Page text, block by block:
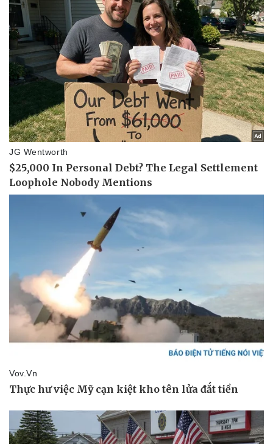
Pháp luật
Quân sự - Quốc phòng
Vũ khí
Việt Nam